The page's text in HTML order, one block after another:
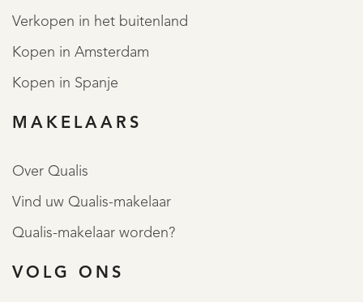
Verkopen in het buitenland
Kopen in Amsterdam
Kopen in Spanje
MAKELAARS
Over Qualis
Vind uw Qualis-makelaar
Qualis-makelaar worden?
VOLG ONS